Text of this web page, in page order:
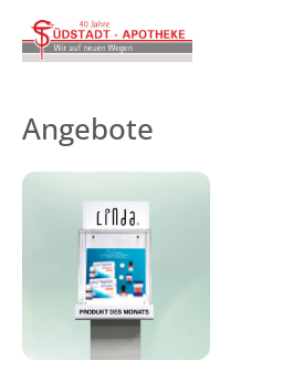
Angebote